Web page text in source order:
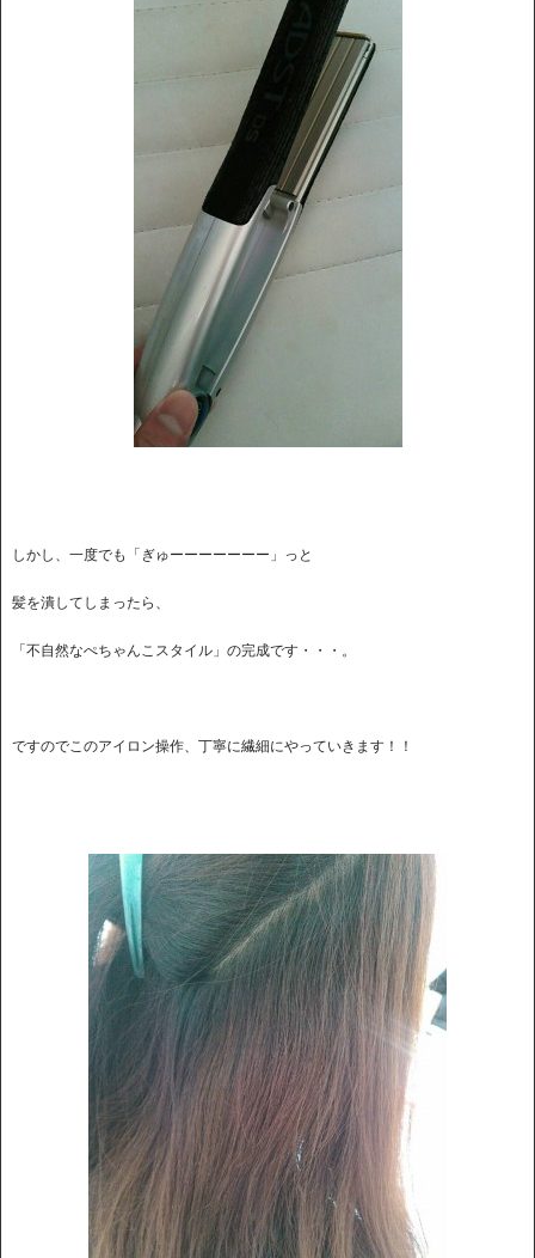
しかし、一度でも「ぎゅーーーーーーー」っと
髪を潰してしまったら、
「不自然なぺちゃんこスタイル」の完成です・・・。
ですのでこのアイロン操作、丁寧に繊細にやっていきます！！